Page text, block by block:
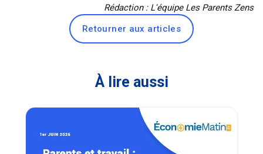
Rédaction : L'équipe Les Parents Zens
Retourner aux articles
À lire aussi